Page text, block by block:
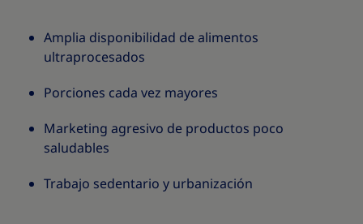
Amplia disponibilidad de alimentos
ultraprocesados
Porciones cada vez mayores
Marketing agresivo de productos poco
saludables
Trabajo sedentario y urbanización